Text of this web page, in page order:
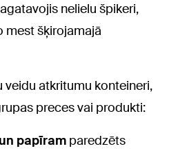
nelielu špikeri,
mest šķirojamajā
veidu atkritumu konteineri,
preces vai produkti:
papīram paredzēts